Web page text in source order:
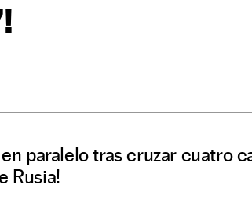
paralelo tras cruzar cuatro
Rusia!